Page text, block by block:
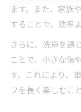
ます。また、家族
することで、効率
さらに、洗車を通
ことで、小さな傷
す。これにより、
フを長く楽しむこ